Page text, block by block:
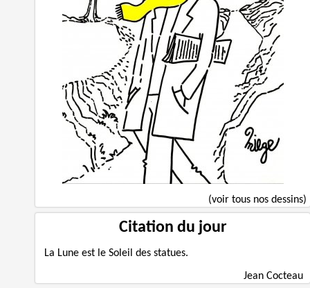
(voir tous nos dessins)
Citation du jour
La Lune est le Soleil des statues.
Jean Cocteau